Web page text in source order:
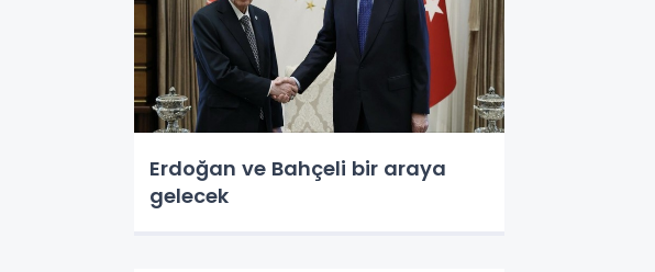
Erdoğan ve Bahçeli bir araya
gelecek